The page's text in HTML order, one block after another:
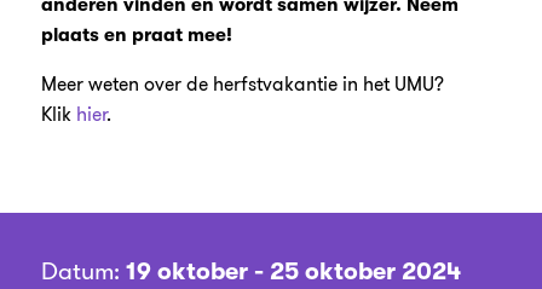
anderen vinden en wordt samen wijzer. Neem
plaats en praat mee!
Meer weten over de herfstvakantie in het UMU?
Klik hier.
Datum:19 oktober - 25 oktober 2024